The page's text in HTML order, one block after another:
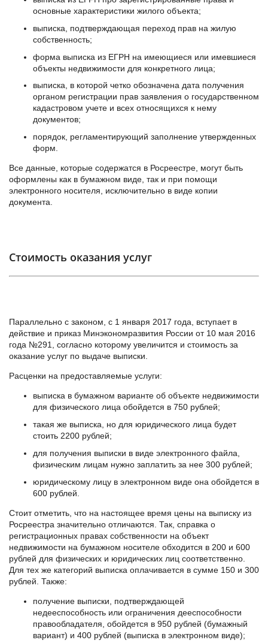
основные характеристики жилого объекта;
выписка, подтверждающая переход прав на жилую
собственность;
форма выписка из ЕГРН на имеющиеся или имевшиеся
объекты недвижимости для конкретного лица;
выписка, в которой четко обозначена дата получения
органом регистрации прав заявления о государственном
кадастровом учете и всех относящихся к нему
документов;
порядок, регламентирующий заполнение утвержденных
форм.
Все данные, которые содержатся в Росреестре, могут быть
оформлены как в бумажном виде, так и при помощи
электронного носителя, исключительно в виде копии
документа.
Стоимость оказания услуг
Параллельно с законом, с 1 января 2017 года, вступает в
действие и приказ Минэкономразвития России от 10 мая 2016
года №291, согласно которому увеличится и стоимость за
оказание услуг по выдаче выписки.
Расценки на предоставляемые услуги:
выписка в бумажном варианте об объекте недвижимости
для физического лица обойдется в 750 рублей;
такая же выписка, но для юридического лица будет
стоить 2200 рублей;
для получения выписки в виде электронного файла,
физическим лицам нужно заплатить за нее 300 рублей;
юридическому лицу в электронном виде она обойдется в
600 рублей.
Стоит отметить, что на настоящее время цены на выписку из
Росреестра значительно отличаются. Так, справка о
регистрационных правах собственности на объект
недвижимости на бумажном носителе обходится в 200 и 600
рублей для физических и юридических лиц соответственно.
Для тех же категорий выписка оплачивается в сумме 150 и 300
рублей. Также:
получение выписки, подтверждающей
недееспособность или ограничения дееспособности
правообладателя, обойдется в 950 рублей (бумажный
вариант) и 400 рублей (выписка в электронном виде);